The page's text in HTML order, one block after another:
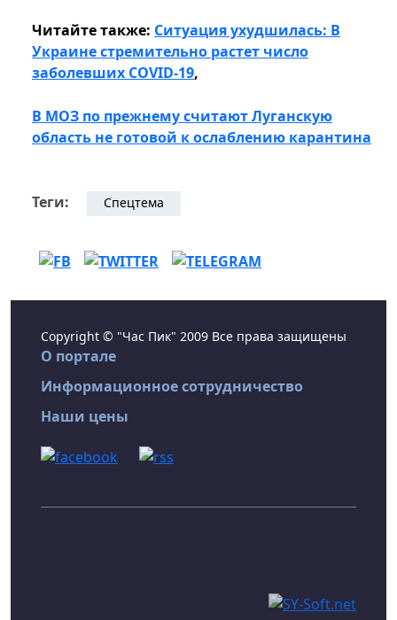
Читайте также: Ситуация ухудшилась: В
Украине стремительно растет число
заболевших COVID-19,
В МОЗ по прежнему считают Луганскую
область не готовой к ослаблению карантина
Теги: Спецтема
Copyright © "Час Пик" 2009 Все права защищены
О портале
Информационное сотрудничество
Наши цены